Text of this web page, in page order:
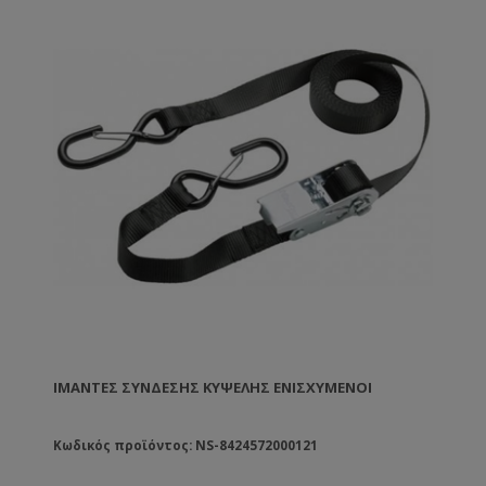
ΙΜΆΝΤΕΣ ΣΎΝΔΕΣΗΣ ΚΥΨΈΛΗΣ ΕΝΙΣΧΥΜΈΝΟΙ
Κωδικός προϊόντος: NS-8424572000121